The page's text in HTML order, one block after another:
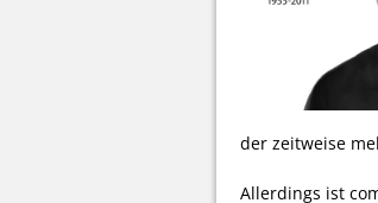
der zeitweise
Allerdings ist